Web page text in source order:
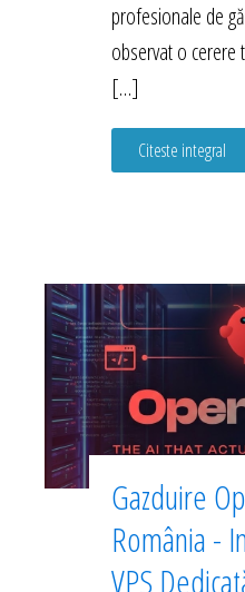
profesionale de
observat o cerere
[…]
Citeste integral
Gazduire
România -
VPS